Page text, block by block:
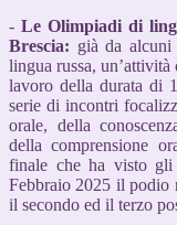
-Le Olimpiadi di
Brescia: già da
lingua russa,
lavoro della durata di
serie di incontri
orale, della
della comprensione
finale che ha visto gli
Febbraio 2025 il podio
il secondo ed il terzo